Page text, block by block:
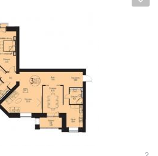
Да, удалить Отмена